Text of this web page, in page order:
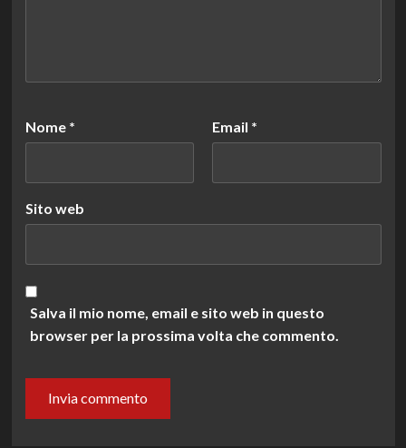
Nome * Email *
Sito web
Salva il mio nome, email e sito web in questo
browser per la prossima volta che commento.